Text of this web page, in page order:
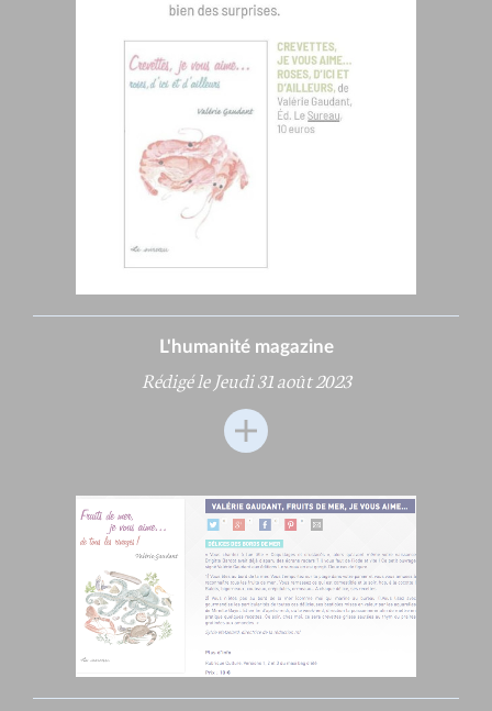
L'humanité magazine
Rédigé le Jeudi 31 août 2023